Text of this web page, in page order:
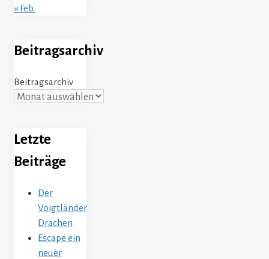
« Feb.
Beitragsarchiv
Beitragsarchiv
Letzte
Beiträge
Der
Voigtländer
Drachen
Escape ein
neuer